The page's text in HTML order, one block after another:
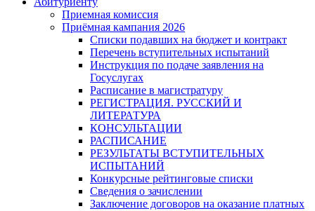
Приемная комиссия
Приёмная кампания 2026
Списки подавших на бюджет и контракт
Перечень вступительных испытаний
Инструкция по подаче заявления на
Госуслугах
Расписание в магистратуру
РЕГИСТРАЦИЯ. РУССКИЙ И
ЛИТЕРАТУРА
КОНСУЛЬТАЦИИ
РАСПИСАНИЕ
РЕЗУЛЬТАТЫ ВСТУПИТЕЛЬНЫХ
ИСПЫТАНИЙ
Конкурсные рейтинговые списки
Сведения о зачислении
Заключение договоров на оказание платных